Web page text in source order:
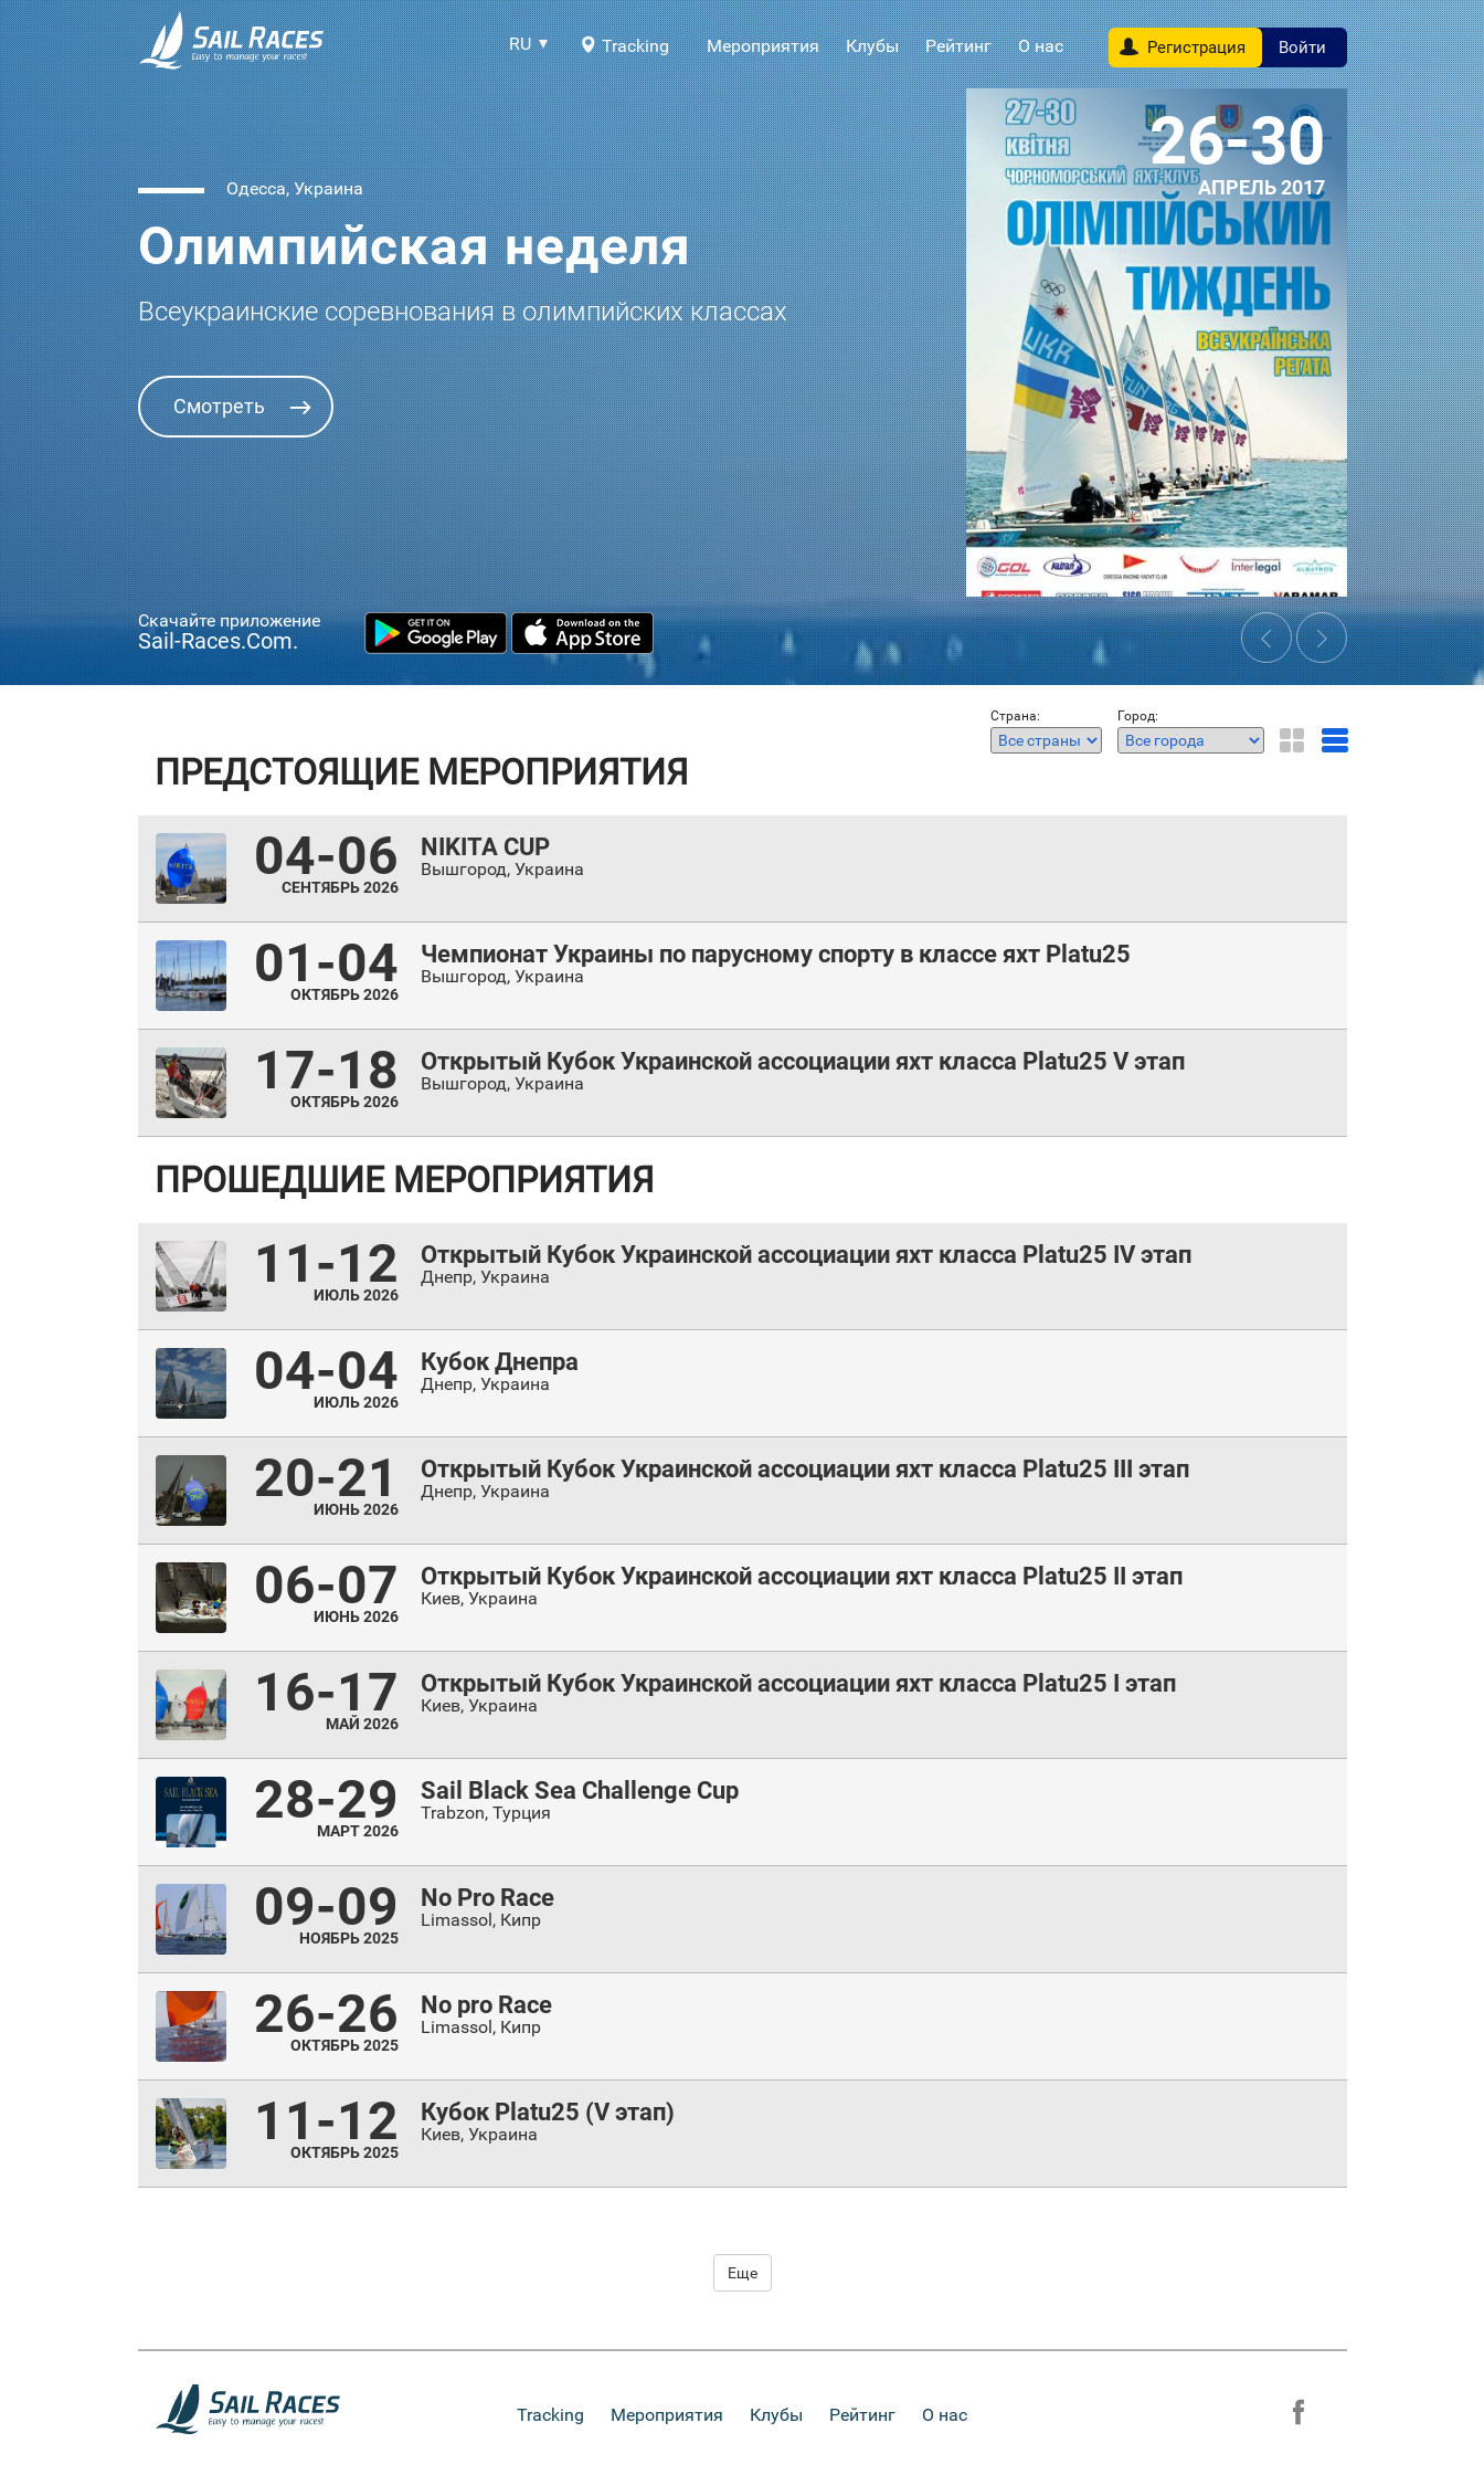
RU Tracking Мероприятия Клубы Рейтинг О нас Регистрация Войти
Одесса, Украина
Шаболатская неделя
Всеукраинские молодежные соревнования по парусному
спорту
Смотреть
04-08
МАЙ 2017
‹ ›
Скачайте приложение
Sail-Races.Com.
Страна: Город:
ПРЕДСТОЯЩИЕ МЕРОПРИЯТИЯ
04-06
СЕНТЯБРЬ 2026
NIKITA CUP
Вышгород, Украина
01-04
ОКТЯБРЬ 2026
Чемпионат Украины по парусному спорту в классе яхт Platu25
Вышгород, Украина
17-18
ОКТЯБРЬ 2026
Открытый Кубок Украинской ассоциации яхт класса Platu25 V этап
Вышгород, Украина
ПРОШЕДШИЕ МЕРОПРИЯТИЯ
11-12
ИЮЛЬ 2026
Открытый Кубок Украинской ассоциации яхт класса Platu25 IV этап
Днепр, Украина
04-04
ИЮЛЬ 2026
Кубок Днепра
Днепр, Украина
20-21
ИЮНЬ 2026
Открытый Кубок Украинской ассоциации яхт класса Platu25 III этап
Днепр, Украина
06-07
ИЮНЬ 2026
Открытый Кубок Украинской ассоциации яхт класса Platu25 II этап
Киев, Украина
16-17
МАЙ 2026
Открытый Кубок Украинской ассоциации яхт класса Platu25 I этап
Киев, Украина
28-29
МАРТ 2026
Sail Black Sea Challenge Cup
Trabzon, Турция
09-09
НОЯБРЬ 2025
No Pro Race
Limassol, Кипр
26-26
ОКТЯБРЬ 2025
No pro Race
Limassol, Кипр
11-12
ОКТЯБРЬ 2025
Кубок Platu25 (V этап)
Киев, Украина
Еще
Tracking Мероприятия Клубы Рейтинг О нас